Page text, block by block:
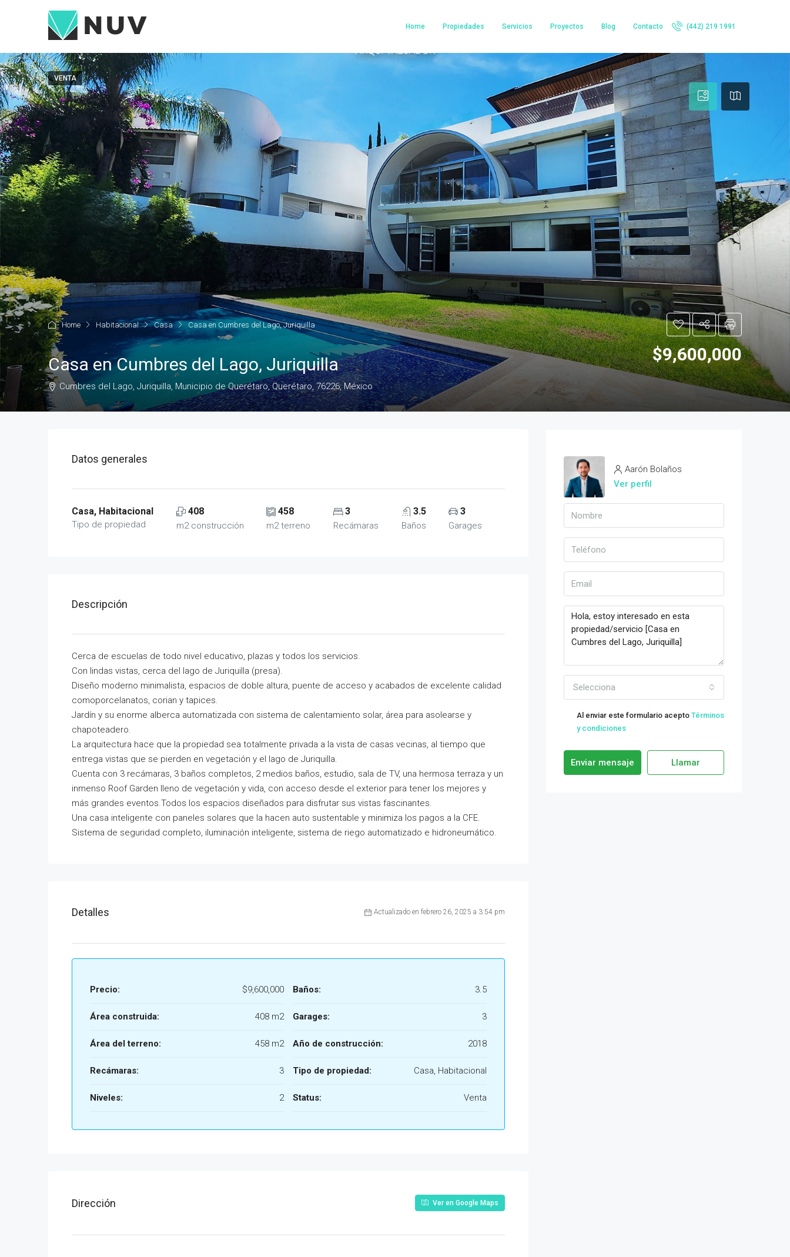
Home Propiedades Servicios Proyectos Blog Contacto (442) 219 1991
VENTA
Home Habitacional Casa Casa en Cumbres del Lago, Juriquilla
Casa en Cumbres del Lago, Juriquilla $9,600,000
Cumbres del Lago, Juriquilla, Municipio de Querétaro, Querétaro, 76226, México
Datos generales
Casa, Habitacional
Tipo de propiedad
408
m2 construcción
458
m2 terreno
3
Recámaras
3.5
Baños
3
Garages
Descripción
Cerca de escuelas de todo nivel educativo, plazas y todos los servicios.
Con lindas vistas, cerca del lago de Juriquilla (presa).
Diseño moderno minimalista, espacios de doble altura, puente de acceso y acabados de excelente calidad
comoporcelanatos, corian y tapices.
Jardín y su enorme alberca automatizada con sistema de calentamiento solar, área para asolearse y
chapoteadero.
La arquitectura hace que la propiedad sea totalmente privada a la vista de casas vecinas, al tiempo que
entrega vistas que se pierden en vegetación y el lago de Juriquilla.
Cuenta con 3 recámaras, 3 baños completos, 2 medios baños, estudio, sala de TV, una hermosa terraza y un
inmenso Roof Garden lleno de vegetación y vida, con acceso desde el exterior para tener los mejores y
más grandes eventos.Todos los espacios diseñados para disfrutar sus vistas fascinantes.
Una casa inteligente con paneles solares que la hacen auto sustentable y minimiza los pagos a la CFE.
Sistema de seguridad completo, iluminación inteligente, sistema de riego automatizado e hidroneumático.
Detalles Actualizado en febrero 26, 2025 a 3:54 pm
Precio: $9,600,000
Área construida: 408 m2
Área del terreno: 458 m2
Recámaras: 3
Niveles: 2
Baños: 3.5
Garages: 3
Año de construcción: 2018
Tipo de propiedad: Casa, Habitacional
Status: Venta
Dirección Ver en Google Maps
Aarón Bolaños
Ver perfil
Selecciona
Al enviar este formulario acepto Términos
y condiciones
Enviar mensaje Llamar